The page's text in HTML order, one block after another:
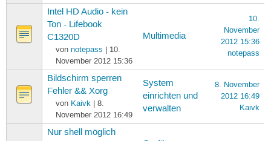
Intel HD Audio - kein
Ton - Lifebook
C1320D
von notepass | 10.
November 2012 15:36
Multimedia
10.
November
2012 15:36
notepass
Bildschirm sperren
Fehler && Xorg
von Kaivk| 8.
November 2012 16:49
System
einrichten und
verwalten
8. November
2012 16:49
Kaivk
Nur shell möglich